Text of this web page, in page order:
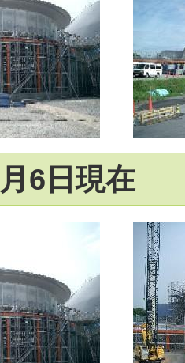
6日現在